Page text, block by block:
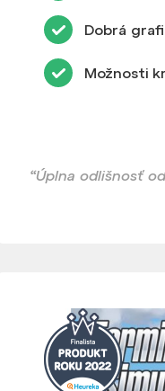
Dobrá
Možnosti
“Úplna odlišnosť